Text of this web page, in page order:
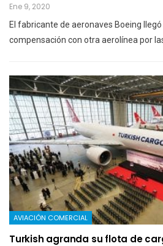
Ene 9, 2020
El fabricante de aeronaves Boeing
compensación con otra aerolínea por
AVIACIÓN COMERCIAL
Turkish agranda su flota de